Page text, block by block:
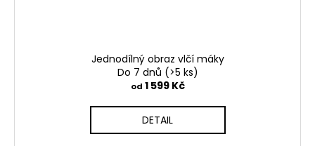
Jednodílný obraz vlčí máky
Do 7 dnů (>5 ks)
od 1 599 Kč
DETAIL